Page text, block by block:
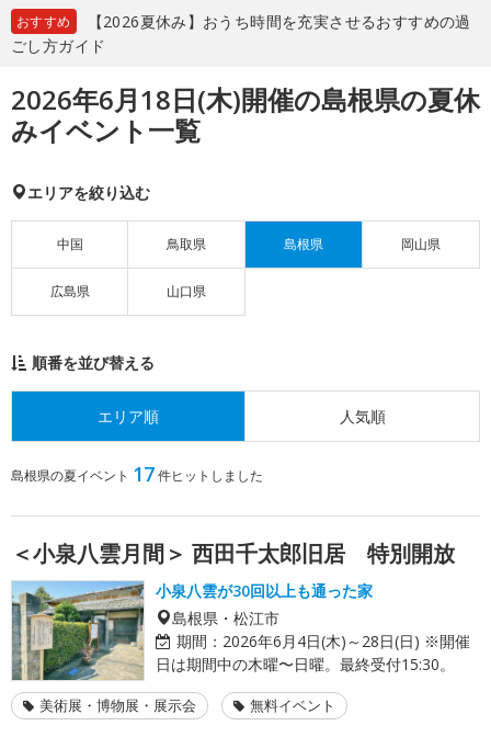
おすすめ
【2026夏休み】おうち時間を充実させるおすすめの過
ごし方ガイド
2026年6月18日(木)開催の島根県の夏休
みイベント一覧
エリアを絞り込む
中国 鳥取県 島根県 岡山県
広島県 山口県
順番を並び替える
エリア順 人気順
島根県の夏イベント 17件ヒットしました
＜小泉八雲月間＞ 西田千太郎旧居 特別開放
小泉八雲が30回以上も通った家
島根県・松江市
期間： 2026年6月4日(木)～28日(日) ※開催
日は期間中の木曜〜日曜。最終受付15:30。
美術展・博物展・展示会 無料イベント